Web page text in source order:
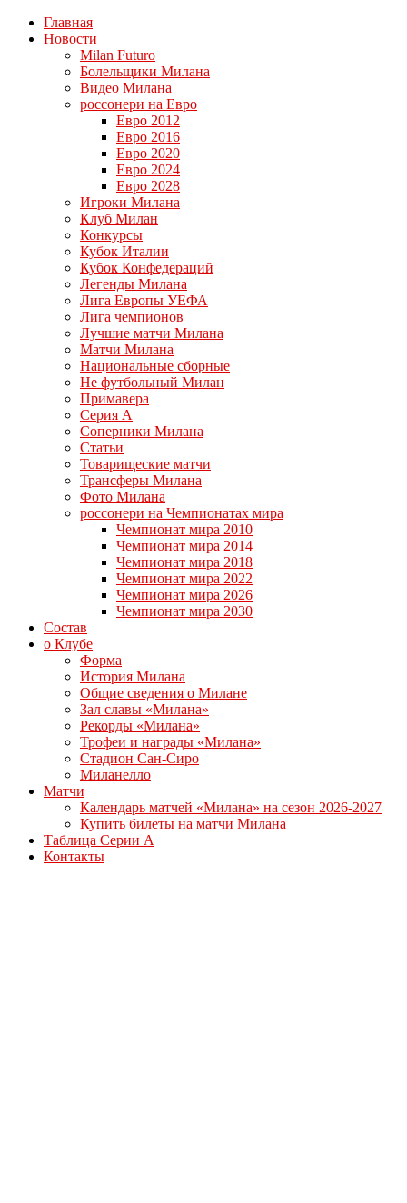
Главная
Новости
Milan Futuro
Болельщики Милана
Видео Милана
россонери на Евро
Евро 2012
Евро 2016
Евро 2020
Евро 2024
Евро 2028
Игроки Милана
Клуб Милан
Конкурсы
Кубок Италии
Кубок Конфедераций
Легенды Милана
Лига Европы УЕФА
Лига чемпионов
Лучшие матчи Милана
Матчи Милана
Национальные сборные
Не футбольный Милан
Примавера
Серия А
Соперники Милана
Статьи
Товарищеские матчи
Трансферы Милана
Фото Милана
россонери на Чемпионатах мира
Чемпионат мира 2010
Чемпионат мира 2014
Чемпионат мира 2018
Чемпионат мира 2022
Чемпионат мира 2026
Чемпионат мира 2030
Состав
о Клубе
Форма
История Милана
Общие сведения о Милане
Зал славы «Милана»
Рекорды «Милана»
Трофеи и награды «Милана»
Стадион Сан-Сиро
Миланелло
Матчи
Календарь матчей «Милана» на сезон 2026-2027
Купить билеты на матчи Милана
Таблица Серии А
Контакты